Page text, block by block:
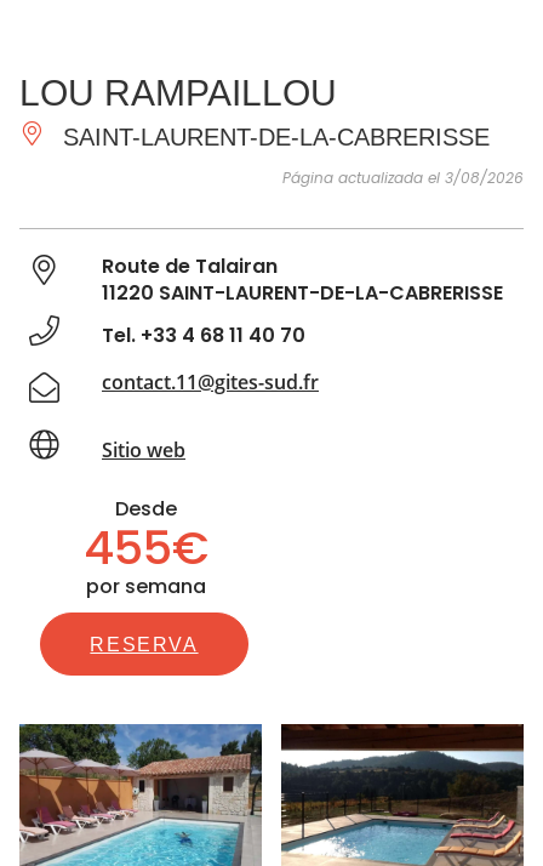
IMPRESCINDIBLES
HACER
INSPIRACIONES
LOU RAMPAILLOU
SAINT-LAURENT-DE-LA-CABRERISSE
Página actualizada el 3/08/2026
Route de Talairan
11220 SAINT-LAURENT-DE-LA-CABRERISSE
Tel. +33 4 68 11 40 70
contact.11@gites-sud.fr
Sitio web
Desde
455€
por semana
RESERVA